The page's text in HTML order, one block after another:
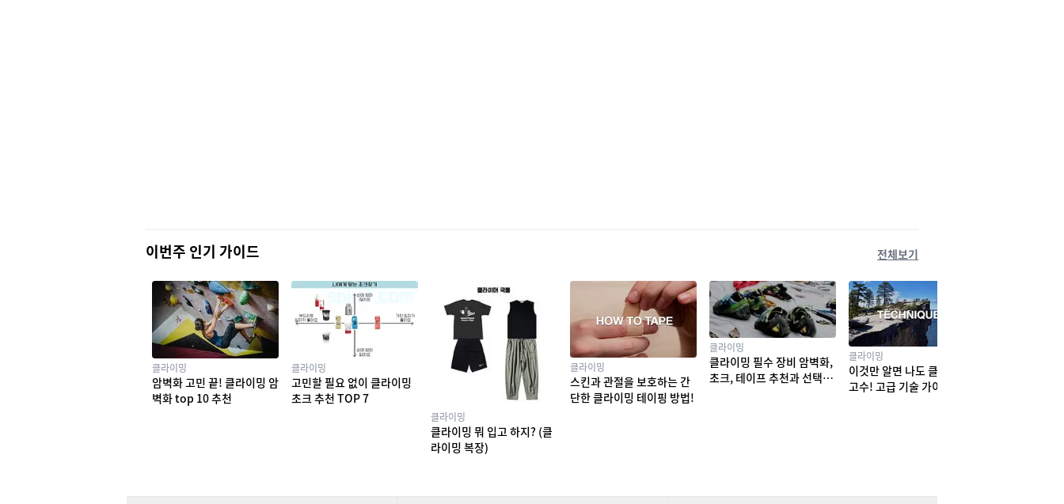
이번주 인기 가이드 전체보기
클라이밍
암벽화 고민 끝! 클라이밍 암
벽화 top 10 추천
클라이밍
고민할 필요 없이 클라이밍
초크 추천 TOP 7
클라이밍
클라이밍 뭐 입고 하지? (클
라이밍 복장)
클라이밍
스킨과 관절을 보호하는 간
단한 클라이밍 테이핑 방법!
클라이밍
클라이밍 필수 장비 암벽화,
초크, 테이프 추천과 선택법
클라이밍
이것만 알면 나도 클라이밍
고수! 고급 기술 가이드